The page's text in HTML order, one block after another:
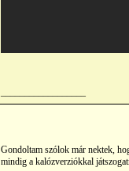
Gondoltam szólok már nektek,
mindig a kalózverziókkal